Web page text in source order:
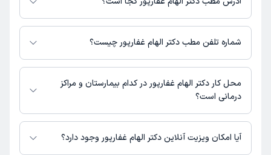
دکتر الهام غفارپور 1 مطب فعال دارند. آدرس مطب‌های دکتر الهام غفارپور به شرح
زیر است.
تهران، نارمک، میدان نبوت، ابتدای گلبرگ غربی، خیابان کمیجانی جنوبی،
شماره 24، واحد5
شماره تلفن مطب دکتر الهام غفارپور چیست؟
مطب نارمک : 02177973224
محل کار دکتر الهام غفارپور در کدام بیمارستان و مراکز
درمانی است؟
اطلاعاتی درباره محل فعالیت دکتر الهام غفارپور در مراکز درمانی در دسترس
نیست.
آیا امکان ویزیت آنلاین دکتر الهام غفارپور وجود دارد؟